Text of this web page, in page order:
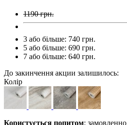
1190 грн.
3 або більше: 740 грн.
5 або більше: 690 грн.
7 або більше: 640 грн.
До закинчення акции залишилось:
Колір
Користується попитом; замовленно